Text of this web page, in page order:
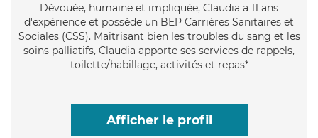
Dévouée, humaine et impliquée, Claudia a 11 ans
d'expérience et possède un BEP Carrières Sanitaires et
Sociales (CSS). Maitrisant bien les troubles du sang et les
soins palliatifs, Claudia apporte ses services de rappels,
toilette/habillage, activités et repas*
Afficher le profil